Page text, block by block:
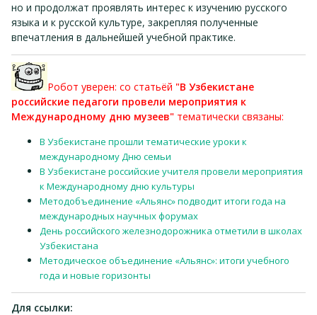
но и продолжат проявлять интерес к изучению русского
языка и к русской культуре, закрепляя полученные
впечатления в дальнейшей учебной практике.
Робот уверен: со статьёй "В Узбекистане
российские педагоги провели мероприятия к
Международному дню музеев" тематически связаны:
В Узбекистане прошли тематические уроки к
международному Дню семьи
В Узбекистане российские учителя провели мероприятия
к Международному дню культуры
Методобъединение «Альянс» подводит итоги года на
международных научных форумах
День российского железнодорожника отметили в школах
Узбекистана
Методическое объединение «Альянс»: итоги учебного
года и новые горизонты
Для ссылки: